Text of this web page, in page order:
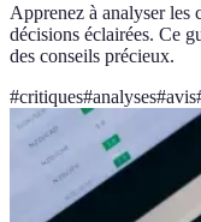
Apprenez à analyser les
décisions éclairées. Ce
des conseils précieux.
#critiques#analyses#avis